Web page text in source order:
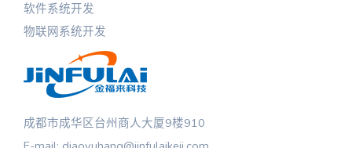
软件系统开发
物联网系统开发
成都市成华区台州商人大厦9楼910